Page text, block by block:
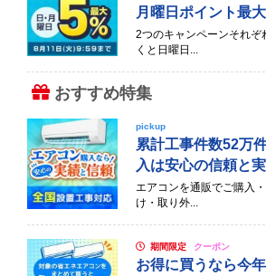
月曜日ポイント最
2つのキャンペーンそれぞ
くと日曜日...
おすすめ特集
pickup
累計工事件数52万
入は安心の信頼と
エアコンを通販でご購入
け・取り外...
期間限定 クーポン
お得に買うなら今